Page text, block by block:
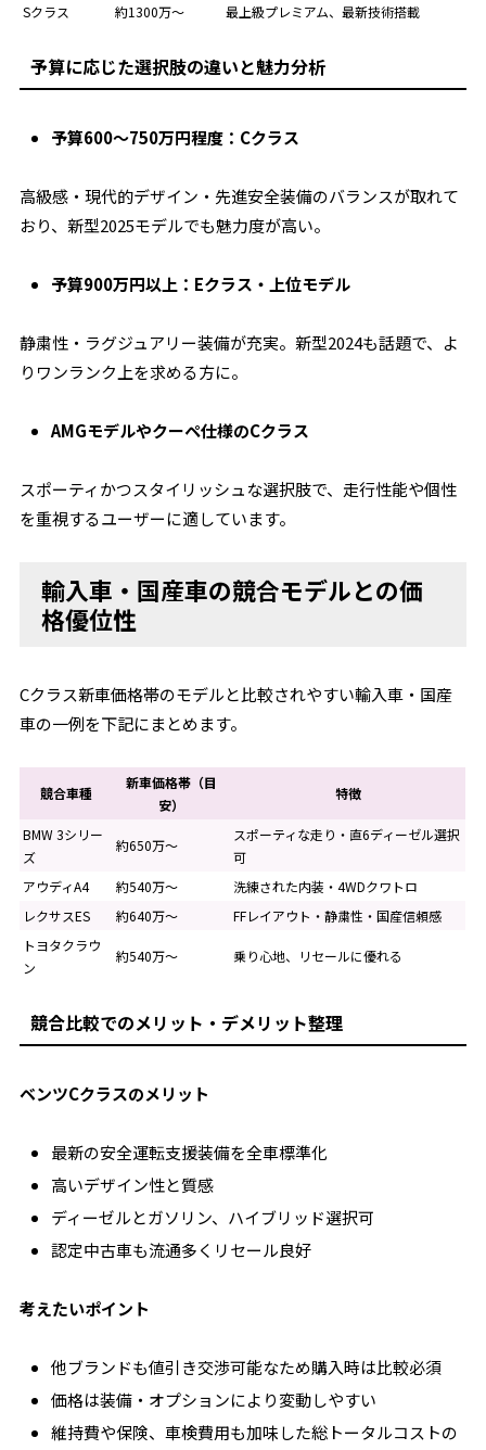
Sクラス
約1300万～ 最上級プレミアム、最新技術搭載
予算に応じた選択肢の違いと魅力分析
予算600〜750万円程度：Cクラス
高級感・現代的デザイン・先進安全装備のバランスが取れて
おり、新型2025モデルでも魅力度が高い。
予算900万円以上：Eクラス・上位モデル
静粛性・ラグジュアリー装備が充実。新型2024も話題で、よ
りワンランク上を求める方に。
AMGモデルやクーペ仕様のCクラス
スポーティかつスタイリッシュな選択肢で、走行性能や個性
を重視するユーザーに適しています。
輸入車・国産車の競合モデルとの価
格優位性
Cクラス新車価格帯のモデルと比較されやすい輸入車・国産
車の一例を下記にまとめます。
競合車種
新車価格帯（目
安）
特徴
BMW 3シリー
ズ
約650万～
スポーティな走り・直6ディーゼル選択
可
アウディA4
約540万～
洗練された内装・4WDクワトロ
レクサスES
約640万～
FFレイアウト・静粛性・国産信頼感
トヨタクラウ
ン
約540万～ 乗り心地、リセールに優れる
競合比較でのメリット・デメリット整理
ベンツCクラスのメリット
最新の安全運転支援装備を全車標準化
高いデザイン性と質感
ディーゼルとガソリン、ハイブリッド選択可
認定中古車も流通多くリセール良好
考えたいポイント
他ブランドも値引き交渉可能なため購入時は比較必須
価格は装備・オプションにより変動しやすい
維持費や保険、車検費用も加味した総トータルコストの